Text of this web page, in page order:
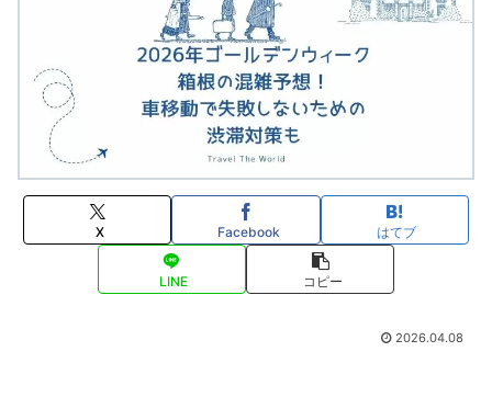
X Facebook はてブ
LINE コピー
2026.04.08